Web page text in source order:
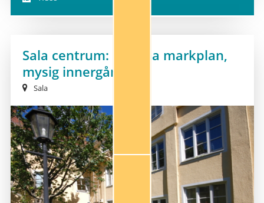
Sala centrum: Femma markplan,
mysig innergård
Sala